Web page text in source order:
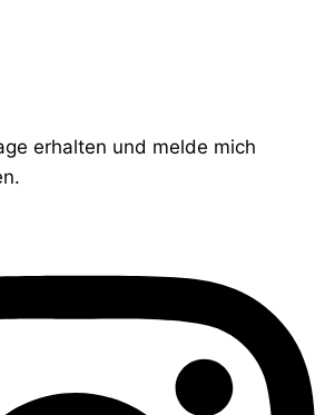
erhalten und melde mich